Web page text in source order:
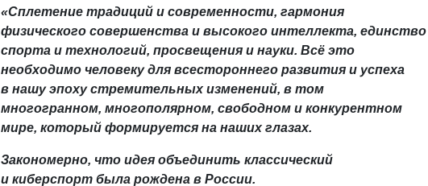
«Сплетение традиций и современности, гармония
физического совершенства и высокого интеллекта, единство
спорта и технологий, просвещения и науки. Всё это
необходимо человеку для всестороннего развития и успеха
в нашу эпоху стремительных изменений, в том
многогранном, многополярном, свободном и конкурентном
мире, который формируется на наших глазах.
Закономерно, что идея объединить классический
и киберспорт была рождена в России.